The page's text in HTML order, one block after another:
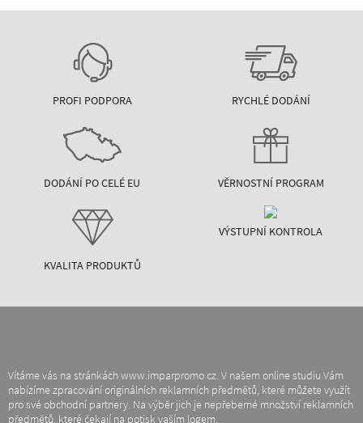
PROFI PODPORA RYCHLÉ DODÁNÍ
DODÁNÍ PO CELÉ EU VĚRNOSTNÍ PROGRAM
KVALITA PRODUKTŮ
VÝSTUPNÍ KONTROLA
Vítáme vás na stránkách www.imparpromo.cz. V našem online studiu Vám
nabízíme zpracování originálních reklamních předmětů, které můžete využít
pro své obchodní partnery. Na výběr jich je nepřeberné množství reklamních
předmětů, které čekají na potisk vaším logem.